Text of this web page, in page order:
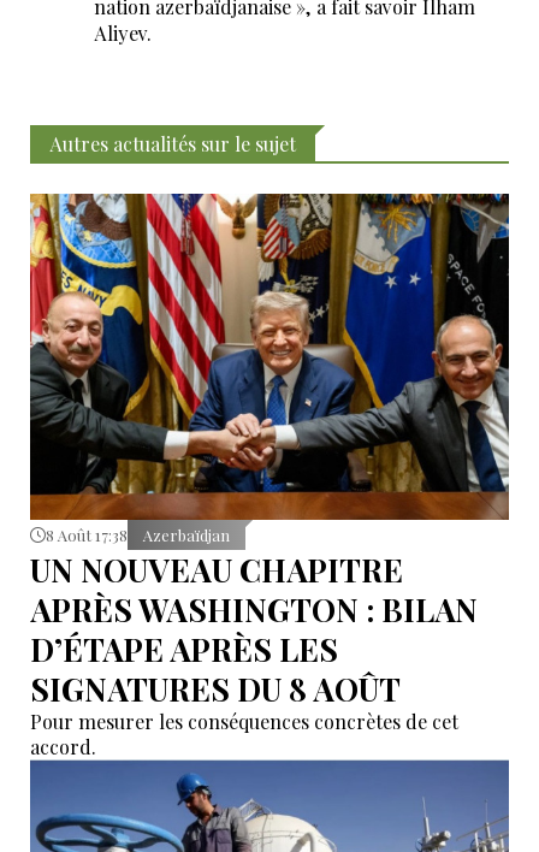
nation azerbaïdjanaise », a fait savoir Ilham
Aliyev.
Autres actualités sur le sujet
8 Août 17:38 Azerbaïdjan
UN NOUVEAU CHAPITRE
APRÈS WASHINGTON : BILAN
D’ÉTAPE APRÈS LES
SIGNATURES DU 8 AOÛT
Pour mesurer les conséquences concrètes de cet
accord.